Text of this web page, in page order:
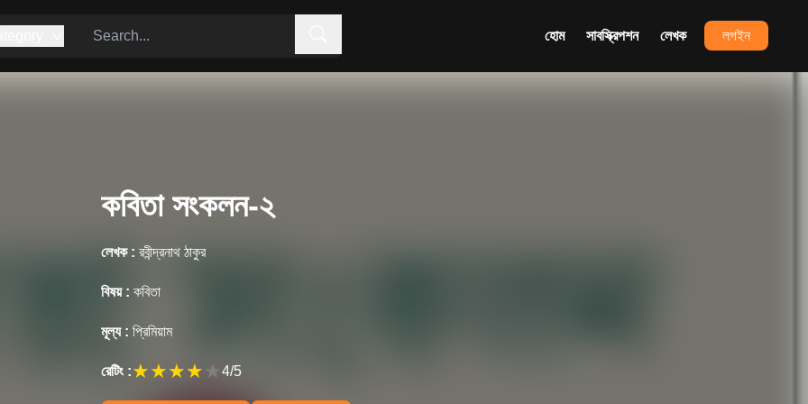
হোম সাবস্ক্রিপশন লেখক লগইন
কবিতা সংকলন-২
লেখক : রবীন্দ্রনাথ ঠাকুর
বিষয় : কবিতা
মূল্য : প্রিমিয়াম
রেটিং :★★★★ ★4/5